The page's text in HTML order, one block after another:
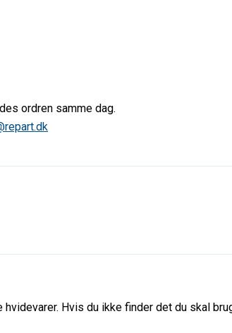
ordren samme dag.
Hvis du ikke finder det du skal